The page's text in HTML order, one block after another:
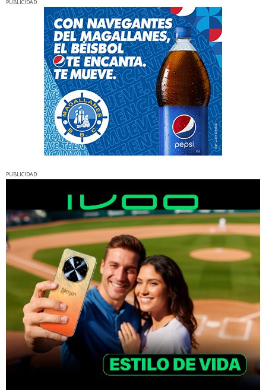
PUBLICIDAD
PUBLICIDAD